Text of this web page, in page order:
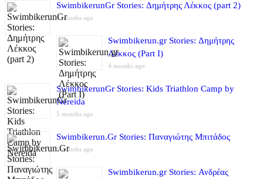
SwimbikerunGr Stories: Δημήτρης Λέκκος (part 2)
4 months ago
Swimbikerun.gr Stories: Δημήτρης
Λέκκος (Part I)
4 months ago
SwimbikerunGr Stories: Kids Triathlon Camp by
Nereida
5 months ago
Swimbikerun.Gr Stories: Παναγιώτης Μπιτάδος
5 months ago
Swimbikerun.gr Stories: Ανδρέας